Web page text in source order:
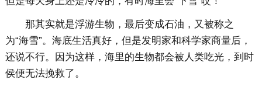
那其实就是浮游生物，最后变成石油，又被称之
为“海雪”。海底生活真好，但是发明家和科学家商量后，
还说不行。因为这样，海里的生物都会被人类吃光，到时
侯便无法挽救了。